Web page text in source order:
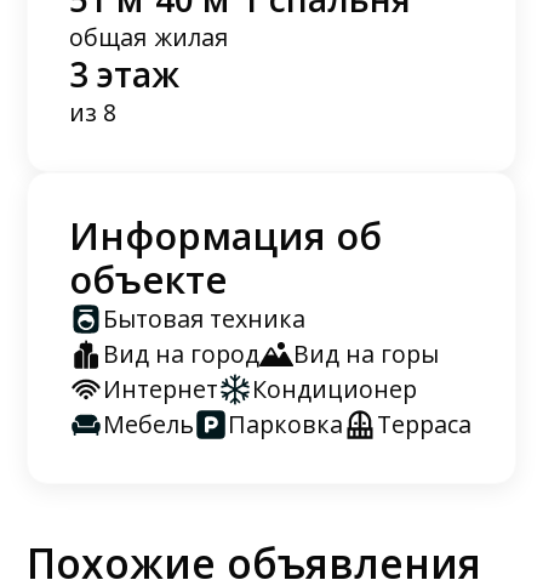
общая жилая
3 этаж
из 8
Информация об
объекте
Бытовая техника
Вид на город
Вид на горы
Интернет
Кондиционер
Мебель
Парковка Терраса
Похожие объявления